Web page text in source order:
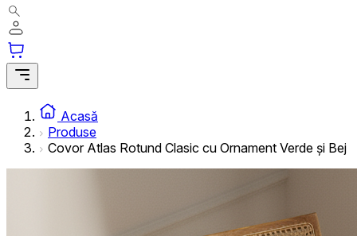
Acasă
Produse
Covor Atlas Rotund Clasic cu Ornament Verde și Bej
interesante pentru utilizatori și, astfel, mai valoroase
Cookie-urile neclasificate